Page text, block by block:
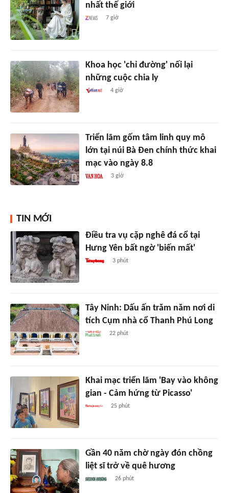
nhất thế giới
7 giờ
Khoa học 'chỉ đường' nối lại
những cuộc chia ly
4 giờ
Triển lãm gốm tâm linh quy mô
lớn tại núi Bà Đen chính thức khai
mạc vào ngày 8.8
3 giờ
TIN MỚI
Điều tra vụ cặp nghê đá cổ tại
Hưng Yên bất ngờ 'biến mất'
3 phút
Tây Ninh: Dấu ấn trăm năm nơi di
tích Cụm nhà cổ Thanh Phú Long
22 phút
Khai mạc triển lãm 'Bay vào không
gian - Cảm hứng từ Picasso'
25 phút
Gần 40 năm chờ ngày đón chồng
liệt sĩ trở về quê hương
26 phút